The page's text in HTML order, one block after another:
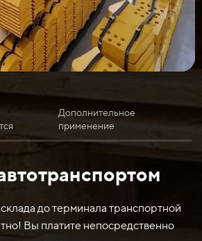
Дополнительное
применение
до терминала транспортной
Вы платите непосредственно
11191 ст.65Г 20 мм обычно
операций по резке и